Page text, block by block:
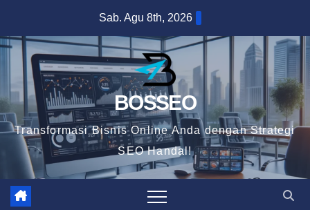
content
Sab. Agu 8th, 2026
BOSSEO
Transformasi Bisnis Online Anda dengan Strategi
SEO Handal!